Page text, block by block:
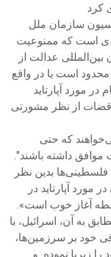
کرد
سازمان ملل
است که ممنوعیت
بین‌المللی عدالت از
محدود است یا در واقع
در مورد آپارتاید
قضات از نظر مشورتی
که حتی
موافق داشته باشند".
بدین نظر
آپارتاید در
آغاز خوب است».
به آن، اسرائیل، با
خود بر سرزمین‌ها،
زیرپا نموده و